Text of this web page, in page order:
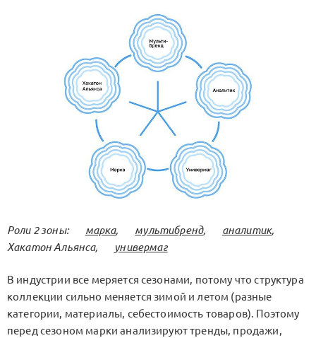
Роли 2 зоны: марка, мультибренд, аналитик,
Хакатон Альянса,
универмаг
В индустрии все меряется сезонами, потому что структура
коллекции сильно меняется зимой и летом (разные
категории, материалы, себестоимость товаров). Поэтому
перед сезоном марки анализируют тренды, продажи,